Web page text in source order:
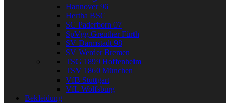
Hannover 96
Hertha BSC
SC Paderborn 07
SpVgg Greuther Fürth
SV Darmstadt 98
SV Werder Bremen
TSG 1899 Hoffenheim
TSV 1860 München
VfB Stuttgart
VfL Wolfsburg
Bekleidung